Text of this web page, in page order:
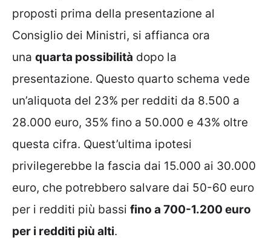
proposti prima della presentazione al
Consiglio dei Ministri, si affianca ora
una quarta possibilità dopo la
presentazione. Questo quarto schema vede
un’aliquota del 23% per redditi da 8.500 a
28.000 euro, 35% fino a 50.000 e 43% oltre
questa cifra. Quest’ultima ipotesi
privilegerebbe la fascia dai 15.000 ai 30.000
euro, che potrebbero salvare dai 50-60 euro
per i redditi più bassi fino a 700-1.200 euro
per i redditi più alti.